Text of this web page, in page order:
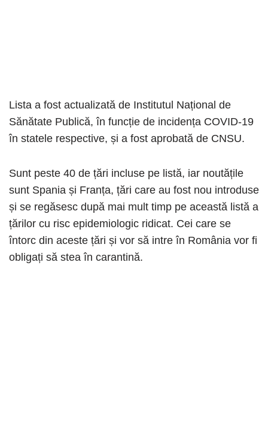
Lista a fost actualizată de Institutul Național de
Sănătate Publică, în funcție de incidența COVID-19
în statele respective, și a fost aprobată de CNSU.
Sunt peste 40 de țări incluse pe listă, iar noutățile
sunt Spania și Franța, țări care au fost nou introduse
și se regăsesc după mai mult timp pe această listă a
țărilor cu risc epidemiologic ridicat. Cei care se
întorc din aceste țări și vor să intre în România vor fi
obligați să stea în carantină.